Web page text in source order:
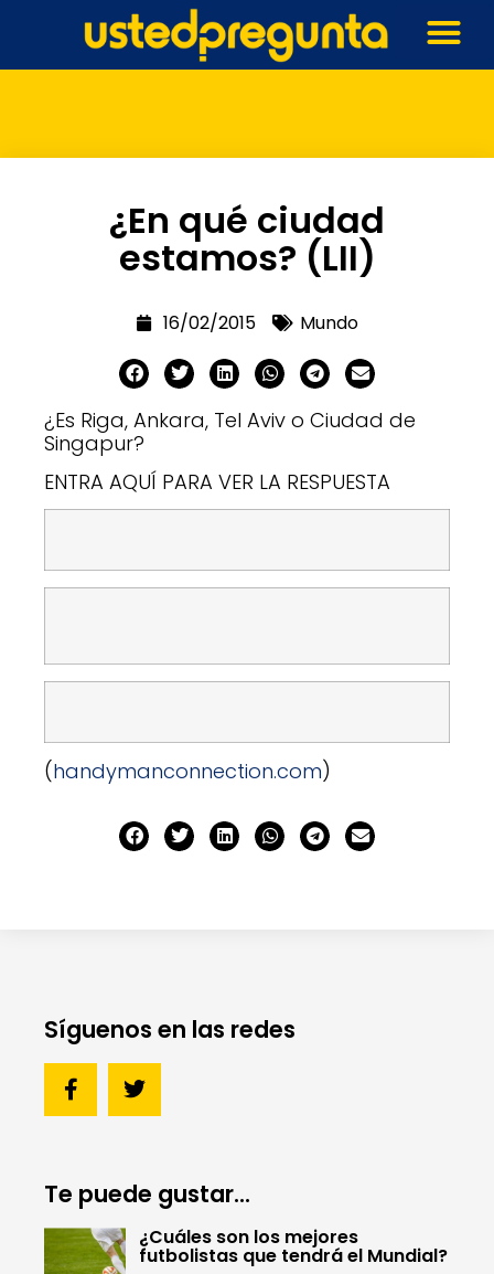
¿En qué ciudad
estamos? (LII)
16/02/2015 Mundo
¿Es Riga, Ankara, Tel Aviv o Ciudad de
Singapur?
ENTRA AQUÍ PARA VER LA RESPUESTA
(handymanconnection.com)
Síguenos en las redes
Te puede gustar...
¿Cuáles son los mejores
futbolistas que tendrá el Mundial?